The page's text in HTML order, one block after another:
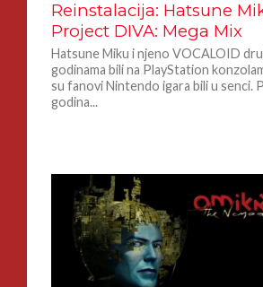
Reinstalacija: Hatsune
Project DIVA: Mega Mix
Hatsune Miku i njeno VOCALOID
godinama bili na PlayStation
su fanovi Nintendo igara bili u senci.
godina...